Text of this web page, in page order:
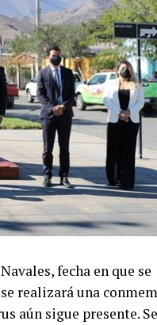
fecha en que se
realizará una
aún sigue presente.